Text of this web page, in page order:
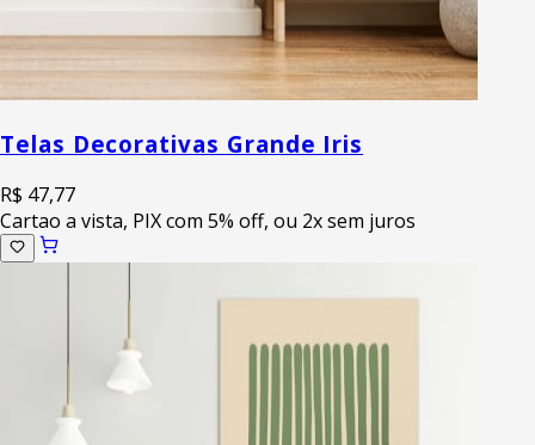
Telas Decorativas Grande Iris
R$ 47,77
Cartao a vista, PIX com 5% off, ou 2x sem juros